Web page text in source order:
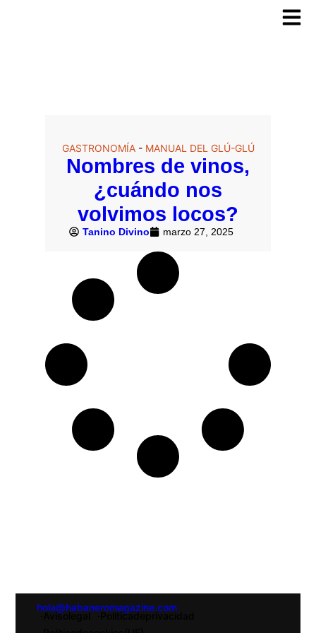
GASTRONOMÍA- MANUAL DEL GLÚ-GLÚ
Nombres de vinos,
¿cuándo nos
volvimos locos?
Tanino Divino marzo 27, 2025
hola@habaneromagazine.com
· Aviso legal
· Política de privacidad